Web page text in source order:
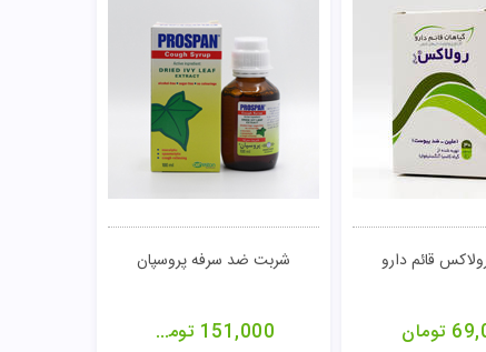
قائم دارو
تومان
شربت ضد سرفه پروسپان
151,000 تومان